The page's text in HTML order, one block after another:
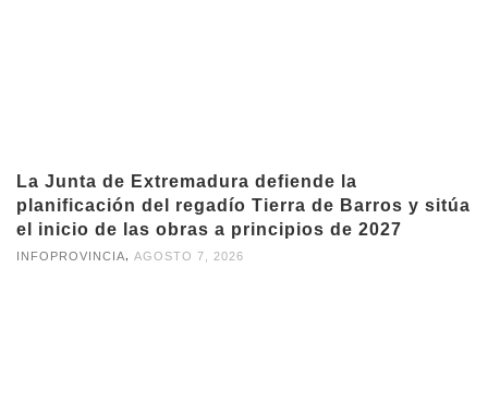
La Junta de Extremadura defiende la
planificación del regadío Tierra de Barros y sitúa
el inicio de las obras a principios de 2027
INFOPROVINCIA, AGOSTO 7, 2026